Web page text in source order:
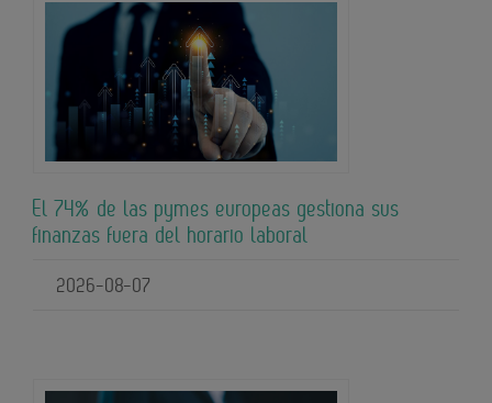
El 74% de las pymes europeas gestiona sus
finanzas fuera del horario laboral
2026-08-07